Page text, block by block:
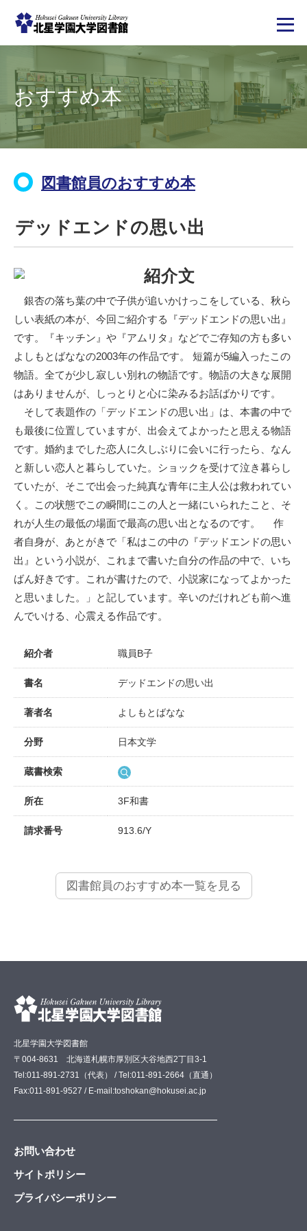
テ
ン
に
移
おすすめ本
図書館員のおすすめ本
デッドエンドの思い出
紹介文
銀杏の落ち葉の中で子供が追いかけっこをしている、秋ら
しい表紙の本が、今回ご紹介する『デッドエンドの思い出』
です。『キッチン』や『アムリタ』などでご存知の方も多い
よしもとばななの2003年の作品です。 短篇が5編入ったこの
物語。全てが少し寂しい別れの物語です。物語の大きな展開
はありませんが、しっとりと心に染みるお話ばかりです。
そして表題作の「デッドエンドの思い出」は、本書の中で
も最後に位置していますが、出会えてよかったと思える物語
です。婚約までした恋人に久しぶりに会いに行ったら、なん
と新しい恋人と暮らしていた。ショックを受けて泣き暮らし
ていたが、そこで出会った純真な青年に主人公は救われてい
く。この状態でこの瞬間にこの人と一緒にいられたこと、そ
れが人生の最低の場面で最高の思い出となるのです。 作
者自身が、あとがきで「私はこの中の『デッドエンドの思い
出』という小説が、これまで書いた自分の作品の中で、いち
ばん好きです。これが書けたので、小説家になってよかった
と思いました。」と記しています。辛いのだけれども前へ進
んでいける、心震える作品です。
紹介者 職員B子
書名 デッドエンドの思い出
著者名 よしもとばなな
分野 日本文学
蔵書検索
所在 3F和書
請求番号 913.6/Y
図書館員のおすすめ本一覧を見る
北星学園大学図書館
〒004-8631 北海道札幌市厚別区大谷地西2丁目3-1
Tel:011-891-2731（代表） / Tel:011-891-2664（直通）
Fax:011-891-9527 / E-mail:toshokan@hokusei.ac.jp
お問い合わせ
サイトポリシー
プライバシーポリシー